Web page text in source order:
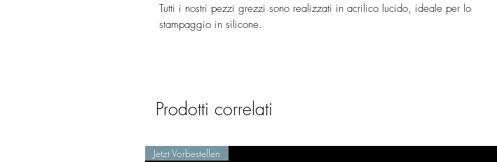
Tutti i nostri pezzi grezzi sono realizzati in acrilico lucido, ideale per lo
stampaggio in silicone.
Prodotti correlati
Jetzt Vorbestellen